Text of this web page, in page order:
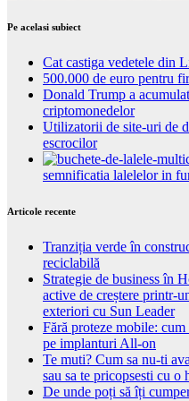
Pe acelasi subiect
Cat castiga vedetele din
500.000 de euro pentru
Donald Trump a
criptomonedelor
Utilizatorii de site-uri de
escrocilor
semnificatia lalelelor in
Articole recente
Tranziția verde în
reciclabilă
Strategie de business în
active de creștere printr-
exteriori cu Sun Leader
Fără proteze mobile:
pe implanturi All-on
Te muti? Cum sa nu-ti
sau sa te pricopsesti cu o
De unde poți să îți